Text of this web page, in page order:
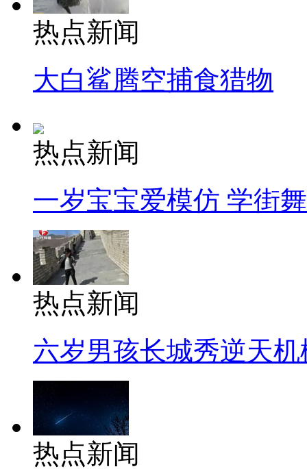
热点新闻
大白鲨腾空捕食猎物
热点新闻
一岁宝宝爱模仿 学街
热点新闻
六岁男孩长城秀逆天机
热点新闻